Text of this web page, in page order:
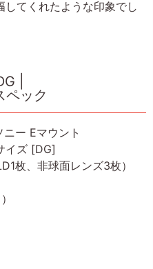
てくれたような印象でし
|
ック
ー Eマウント
イズ [DG]
枚、非球面レンズ3枚）